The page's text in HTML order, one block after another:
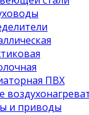
ПВХ
и приводы